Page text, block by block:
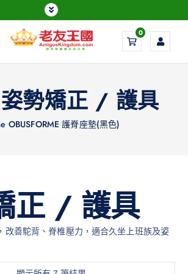
Everything is possible
0
姿勢矯正 / 護具
OBUSFORME 護脊座墊(黑色)
正 / 護具
善駝背、脊椎壓力，適合久坐上班族及姿